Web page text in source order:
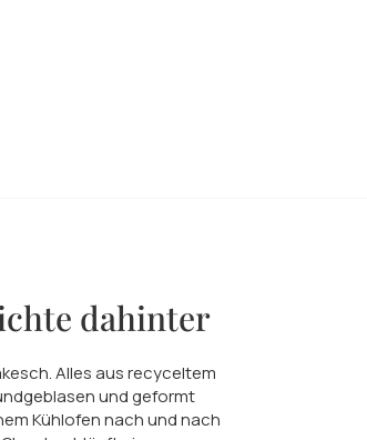
dahinter
Alles aus recyceltem
und geformt
Kühlofen nach und nach